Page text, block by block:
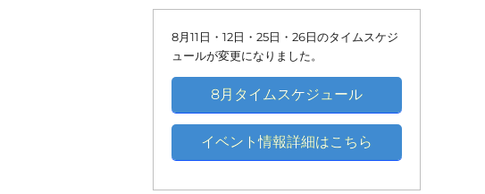
ベ
ン
ト)
ベ
ン
ト)
ベ
ン
ベ
ン
ベ
ン
8月11日・12日・25日・26日のタイムスケジ
ュールが変更になりました。
8月タイムスケジュール
イベント情報詳細はこちら